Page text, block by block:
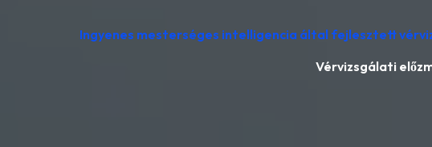
Ingyenes mesterséges intelligencia által fejlesztett
Vérvizsgálati